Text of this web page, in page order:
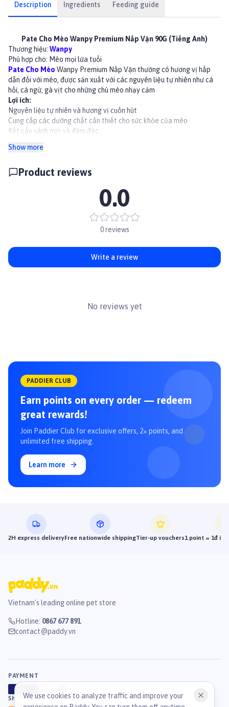
Description Ingredients Feeding guide
Pate Cho Mèo Wanpy Premium Nắp Vặn 90G (Tiếng Anh)
Thương hiệu: Wanpy
Phù hợp cho: Mèo mọi lứa tuổi
Pate Cho Mèo Wanpy Premium Nắp Vặn thường có hương vị hấp
dẫn đối với mèo, được sản xuất với các nguyên liệu tự nhiên như cá
hồi, cá ngừ, gà vịt cho những chú mèo nhạy cảm
Lợi ích:
Nguyên liệu tự nhiên và hương vị cuốn hút
Cung cấp các dưỡng chất cần thiết cho sức khỏe của mèo
Kết cấu sánh mịn và đậm đặc
Cá hồi, cá ngừ, gà vịt, protein, vitamin, khoáng chất và chất xơ
Lượng thức ăn mỗi bữa có thể điều chỉnh phù hợp với kích thước, cân
Dùng trực tiếp không cần hâm nóng
Bảo quản và lưu trữ ở nơi mát mẻ, khô thoáng.
Sau khi mở miệng gói sốt, nên dùng hết trong vòng tối đa 3 ngày.
👉Xem thêm các sản phẩm khác tại Paddy.vn
#patewanpy #patechomeo #patemeo #patehop #patelon
#patemeowanpy
Show more
Product reviews
0.0
0 reviews
Write a review
No reviews yet
PADDIER CLUB
Earn points on every order — redeem
great rewards!
Join Paddier Club for exclusive offers, 2× points, and
unlimited free shipping.
Learn more
2H express deliveryFree nationwide shippingTier-up vouchers1 point = 1đ
Vietnam's leading online pet store
Hotline: 0867 677 891
contact@paddy.vn
PAYMENT
SHIPPINGWe use cookies to analyze traffic and improve your